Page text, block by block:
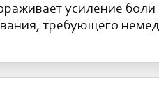
усиление
требующего